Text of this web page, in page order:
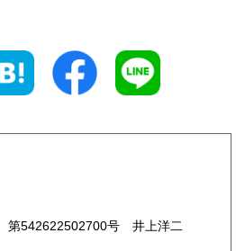
300円 三重県
300円 島根県 300円
第542622502700号 井上洋二